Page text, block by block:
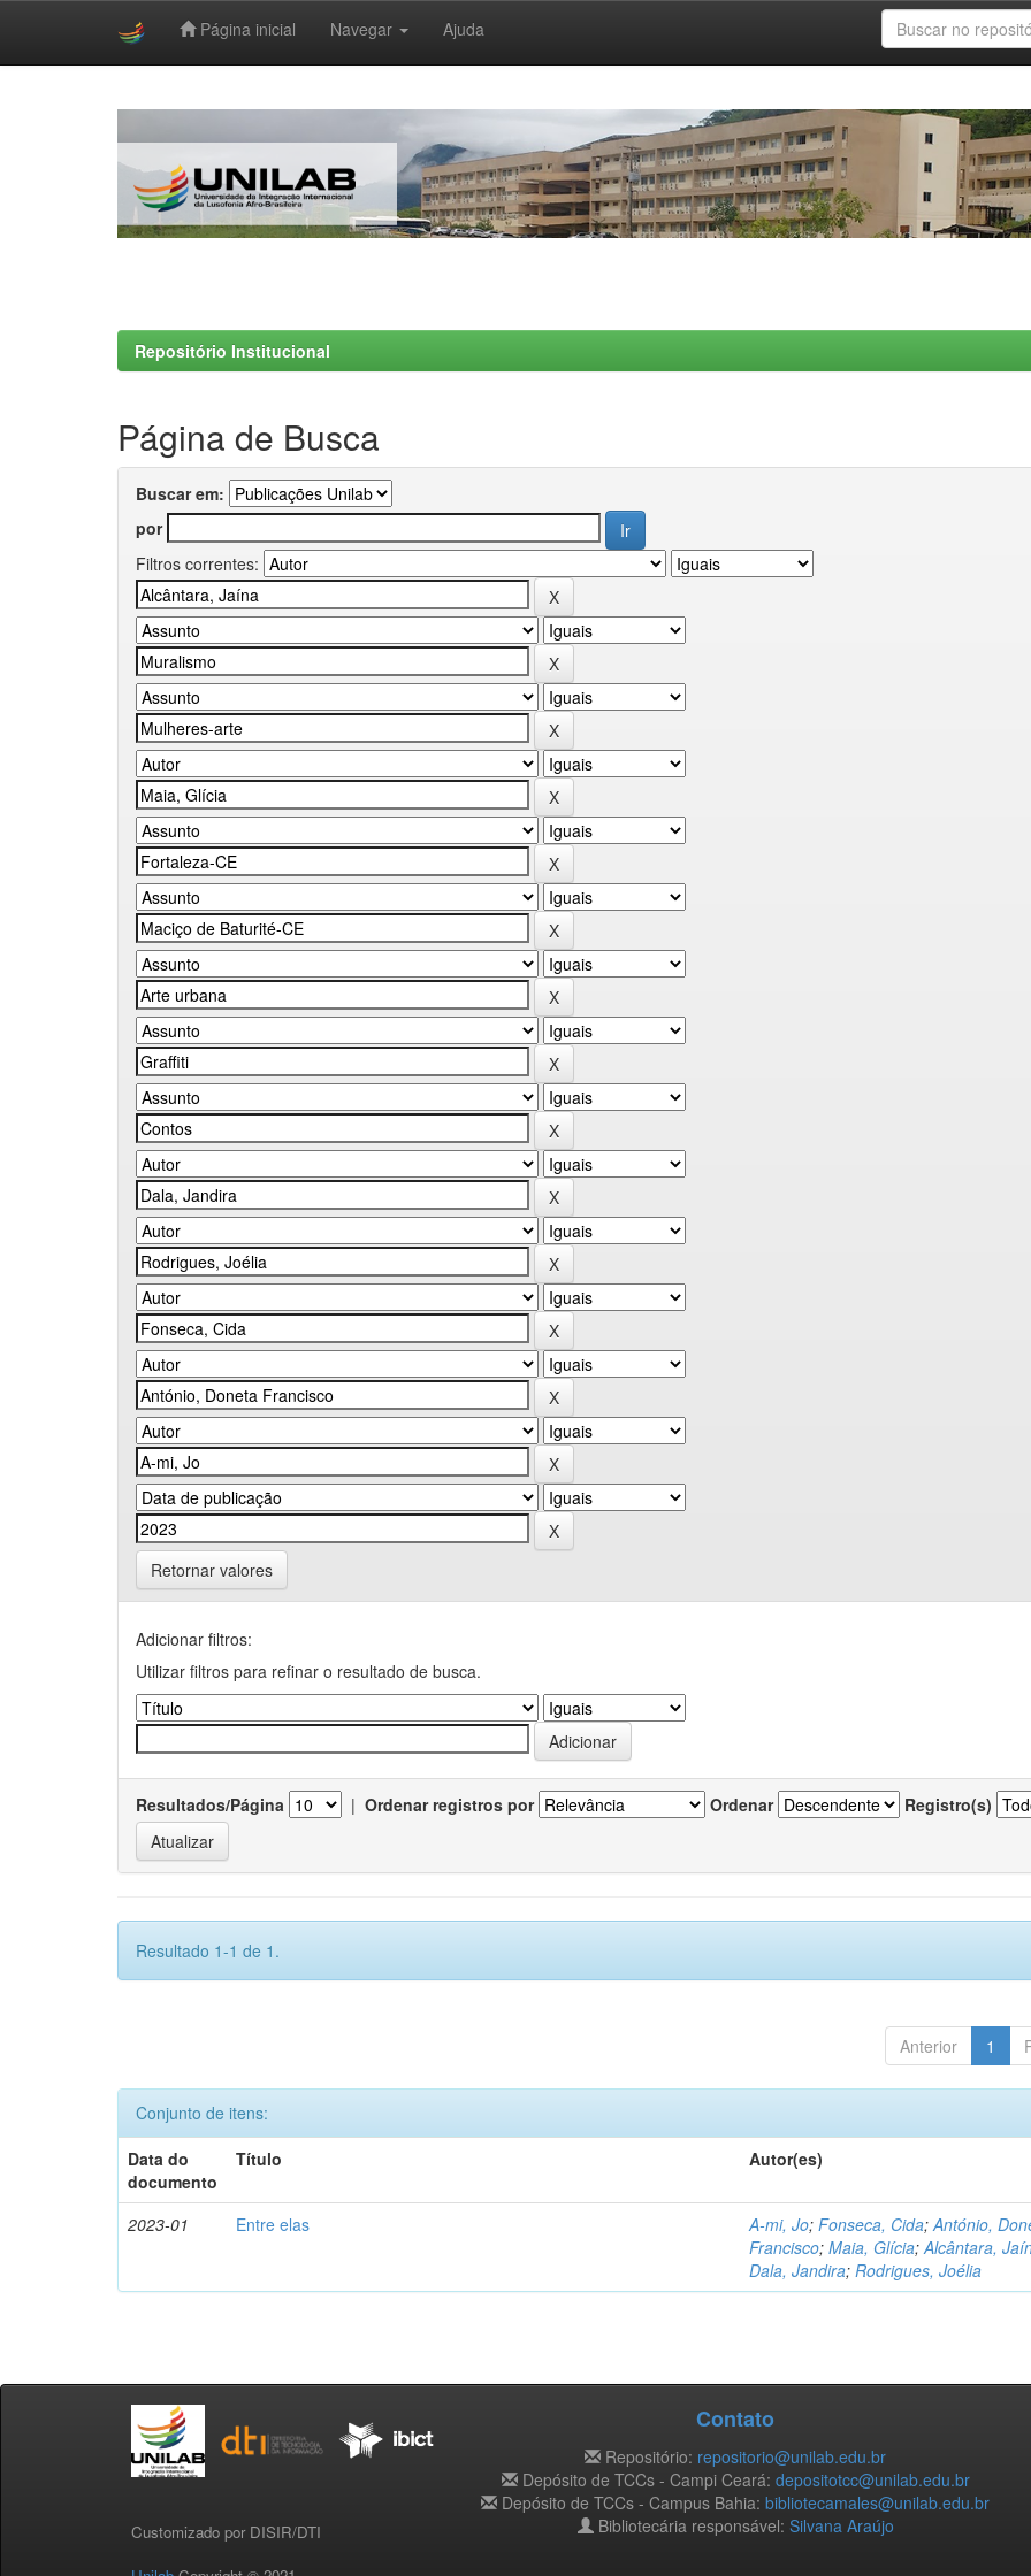
Página inicial Navegar Ajuda
Repositório Institucional
Página de Busca
Buscar em:
por
Filtros correntes:
Retornar valores
Adicionar filtros:
Utilizar filtros para refinar o resultado de busca.
Resultados/Página | Ordenar registros por Ordenar Registro(s)
Resultado 1-1 de 1.
Anterior 1
Conjunto de itens:
Data do
documento
Título Autor(es)
2023-01 Entre elas A-mi, Jo;Fonseca, Cida;António,
Francisco;Maia, Glícia;Alcântara,
Dala, Jandira;Rodrigues, Joélia
Customizado por DISIR/DTI
Contato
Repositório: repositorio@unilab.edu.br
Depósito de TCCs - Campi Ceará: depositotcc@unilab.edu.br
Depósito de TCCs - Campus Bahia: bibliotecamales@unilab.edu.br
Bibliotecária responsável: Silvana Araújo